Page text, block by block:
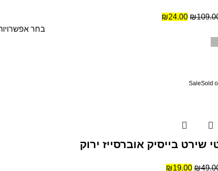
₪
₪24.00
בחר
SaleSold
שירט בייסיק אוברסייז ירוק
₪
₪19.00